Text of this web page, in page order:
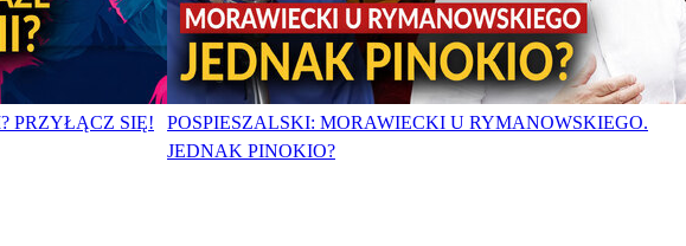
PRZYŁĄCZ SIĘ!
POSPIESZALSKI: MORAWIECKI U RYMANOWSKIEGO.
JEDNAK PINOKIO?